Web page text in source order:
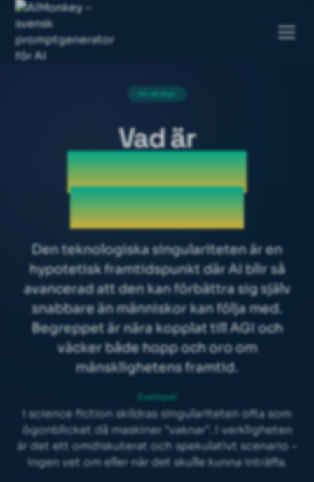
AI-skolan
Vad är
Teknologisk
singularitet
Den teknologiska singulariteten är en
hypotetisk framtidspunkt där AI blir så
avancerad att den kan förbättra sig själv
snabbare än människor kan följa med.
Begreppet är nära kopplat tillAGIoch
väcker både hopp och oro om
mänsklighetens framtid.
Exempel
I science fiction skildras singulariteten ofta som
ögonblicket då maskiner "vaknar". I verkligheten
är det ett omdiskuterat och spekulativt scenario –
ingen vet om eller när det skulle kunna inträffa.